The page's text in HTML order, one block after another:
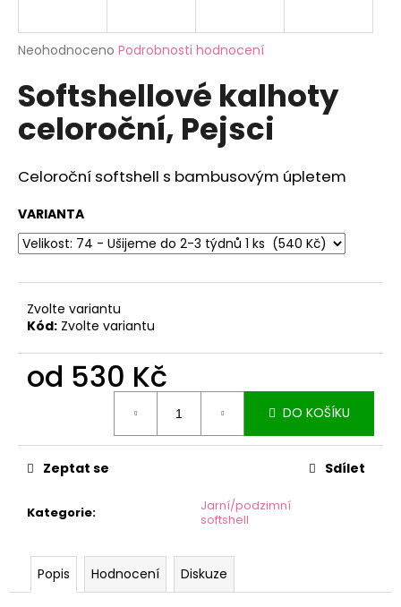
Průměrné
produktu
je
z
hvězdiček.
Neohodnoceno Podrobnosti hodnocení
Softshellové kalhoty
celoroční, Pejsci
Celoroční softshell s bambusovým úpletem
VARIANTA
Zvolte variantu
Kód: Zvolte variantu
od 530 Kč
DO KOŠÍKU
Kategorie:
Jarní/podzimní
softshell
Zeptat se Sdílet
Popis Hodnocení Diskuze
j
t
?
D
o
p
u
j
e
e